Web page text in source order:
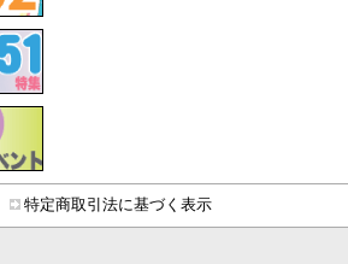
特定商取引法に基づく表示